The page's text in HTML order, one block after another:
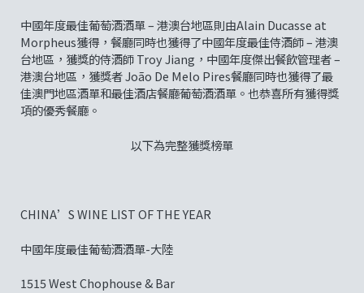
中國年度最佳葡萄酒酒單 – 港澳台地區則由Alain Ducasse at
Morpheus獲得，餐廳同時也獲得了中國年度最佳侍酒師 – 港澳
台地區，獲獎的侍酒師 Troy Jiang，中國年度傑出餐飲管理者 –
港澳台地區，獲獎者 João De Melo Pires餐廳同時也獲得了最
佳澳門地區酒單和最佳酒店餐廳葡萄酒酒單。也恭喜所有獲得獎
項的優秀餐廳。
以下為完整獲獎榜單
CHINA’S WINE LIST OF THE YEAR
中國年度最佳葡萄酒酒單-大陸
1515 West Chophouse & Bar